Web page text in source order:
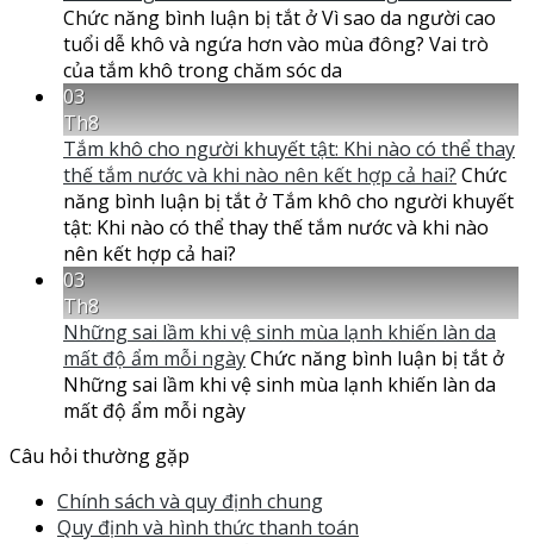
Chức năng bình luận bị tắt ở Vì sao da người cao
tuổi dễ khô và ngứa hơn vào mùa đông? Vai trò
của tắm khô trong chăm sóc da
03
Th8
Tắm khô cho người khuyết tật: Khi nào có thể thay
thế tắm nước và khi nào nên kết hợp cả hai? Chức
năng bình luận bị tắt ở Tắm khô cho người khuyết
tật: Khi nào có thể thay thế tắm nước và khi nào
nên kết hợp cả hai?
03
Th8
Những sai lầm khi vệ sinh mùa lạnh khiến làn da
mất độ ẩm mỗi ngàyChức năng bình luận bị tắt ở
Những sai lầm khi vệ sinh mùa lạnh khiến làn da
mất độ ẩm mỗi ngày
Câu hỏi thường gặp
Chính sách và quy định chung
Quy định và hình thức thanh toán